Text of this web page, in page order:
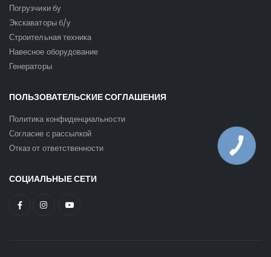
Погрузчики бу
Экскаваторы б/у
Строительная техника
Навесное оборудование
Генераторы
ПОЛЬЗОВАТЕЛЬСКИЕ СОГЛАШЕНИЯ
Политика конфиденциальности
Согласие с рассылкой
Отказ от ответственности
СОЦИАЛЬНЫЕ СЕТИ
КНОПКА
ЗВ'ЯЗКУ